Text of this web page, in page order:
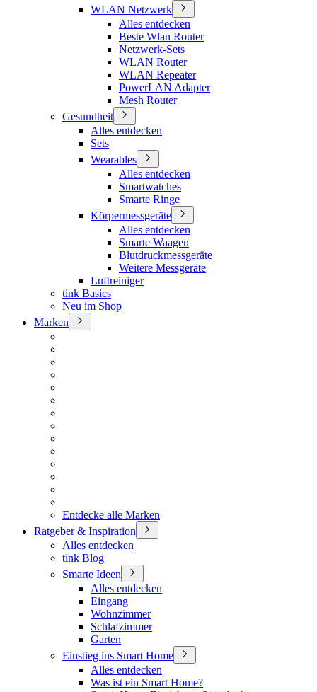
WLAN Netzwerk
Alles entdecken
Beste Wlan Router
Netzwerk-Sets
WLAN Router
WLAN Repeater
PowerLAN Adapter
Mesh Router
Gesundheit
Alles entdecken
Sets
Wearables
Alles entdecken
Smartwatches
Smarte Ringe
Körpermessgeräte
Alles entdecken
Smarte Waagen
Blutdruckmessgeräte
Weitere Messgeräte
Luftreiniger
tink Basics
Neu im Shop
Marken
Entdecke alle Marken
Ratgeber & Inspiration
Alles entdecken
tink Blog
Smarte Ideen
Alles entdecken
Eingang
Wohnzimmer
Schlafzimmer
Garten
Einstieg ins Smart Home
Alles entdecken
Was ist ein Smart Home?